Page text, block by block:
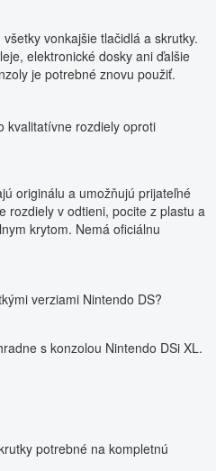
vonkajšie tlačidlá a skrutky.
elektronické dosky ani ďalšie
je potrebné znovu použiť.
kvalitatívne rozdiely oproti
originálu a umožňujú prijateľné
rozdiely v odtieni, pocite z plastu a
krytom. Nemá oficiálnu
verziami Nintendo DS?
s konzolou Nintendo DSi XL.
potrebné na kompletnú